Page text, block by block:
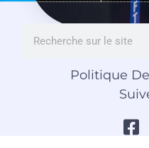
Politique